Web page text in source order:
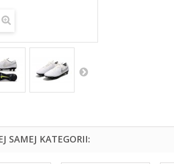
SAMEJ KATEGORII: